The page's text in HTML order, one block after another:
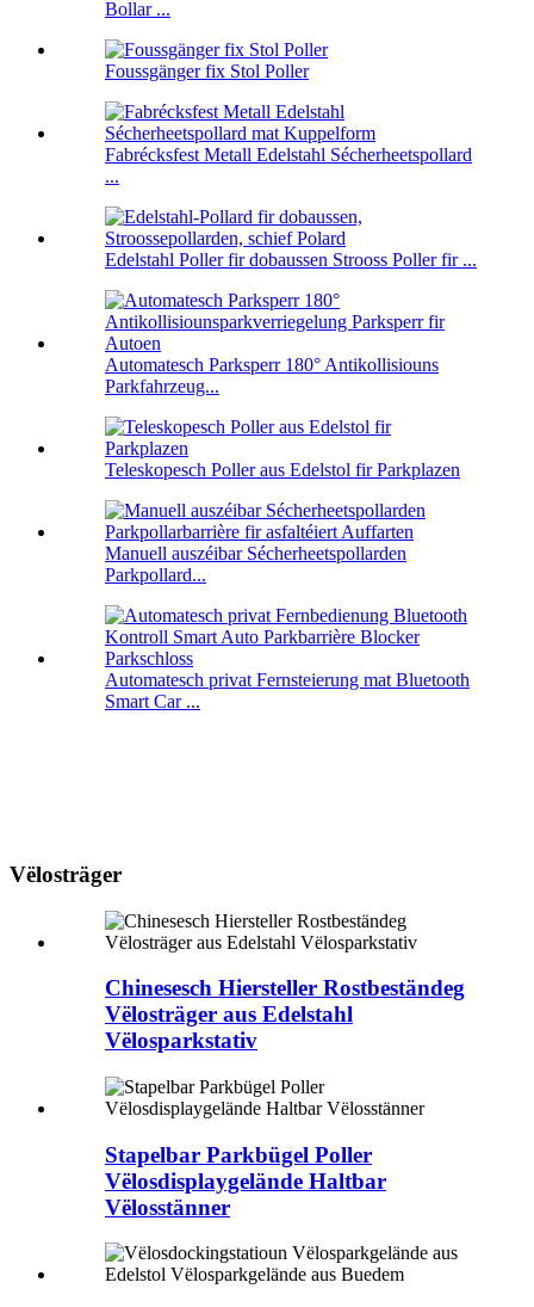
Bollar ...
Foussgänger fix Stol Poller
Fabrécksfest Metall Edelstahl Sécherheetspollard
...
Edelstahl Poller fir dobaussen Strooss Poller fir ...
Automatesch Parksperr 180° Antikollisiouns
Parkfahrzeug...
Teleskopesch Poller aus Edelstol fir Parkplazen
Manuell auszéibar Sécherheetspollarden
Parkpollard...
Automatesch privat Fernsteierung mat Bluetooth
Smart Car ...
Vëlosträger
Chinesesch Hiersteller Rostbeständeg
Vëlosträger aus Edelstahl
Vëlosparkstativ
Stapelbar Parkbügel Poller
Vëlosdisplaygelände Haltbar
Vëlosstänner